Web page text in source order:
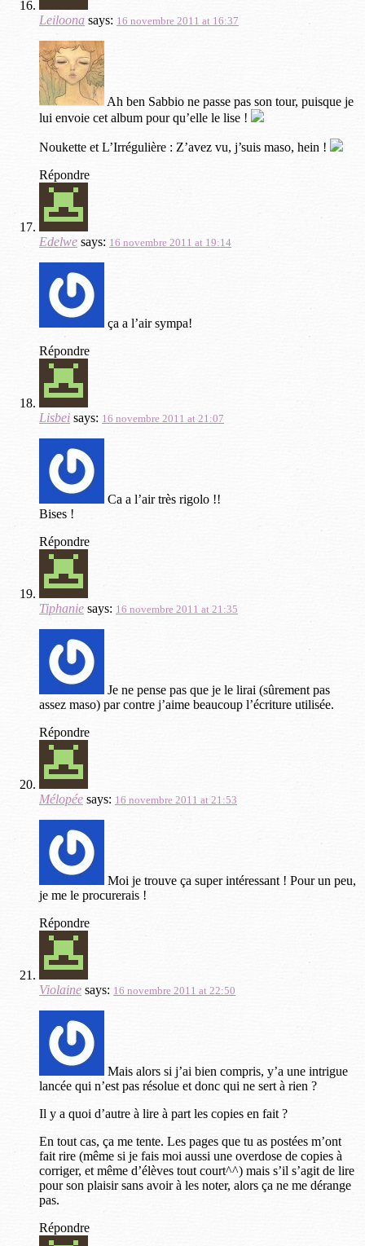
Leiloona says: 16 novembre 2011 at 16:37
Ah ben Sabbio ne passe pas son tour, puisque je
lui envoie cet album pour qu’elle le lise !
Noukette et L’Irrégulière : Z’avez vu, j’suis maso, hein !
Répondre
Edelwe says: 16 novembre 2011 at 19:14
ça a l’air sympa!
Répondre
Lisbei says: 16 novembre 2011 at 21:07
Ca a l’air très rigolo !!
Bises !
Répondre
Tiphanie says: 16 novembre 2011 at 21:35
Je ne pense pas que je le lirai (sûrement pas
assez maso) par contre j’aime beaucoup l’écriture utilisée.
Répondre
Mélopée says: 16 novembre 2011 at 21:53
Moi je trouve ça super intéressant ! Pour un peu,
je me le procurerais !
Répondre
Violaine says: 16 novembre 2011 at 22:50
Mais alors si j’ai bien compris, y’a une intrigue
lancée qui n’est pas résolue et donc qui ne sert à rien ?
Il y a quoi d’autre à lire à part les copies en fait ?
En tout cas, ça me tente. Les pages que tu as postées m’ont
fait rire (même si je fais moi aussi une overdose de copies à
corriger, et même d’élèves tout court^^) mais s’il s’agit de lire
pour son plaisir sans avoir à les noter, alors ça ne me dérange
pas.
Répondre